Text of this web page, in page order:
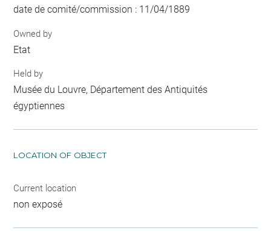
date de comité/commission : 11/04/1889
Owned by
Etat
Held by
Musée du Louvre, Département des Antiquités
égyptiennes
LOCATION OF OBJECT
Current location
non exposé